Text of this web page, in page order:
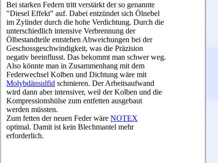
Bei starken Federn tritt verstärkt der so genannte
"Diesel Effekt" auf. Dabei entzündet sich Ölnebel
im Zylinder durch die hohe Verdichtung. Durch die
unterschiedlich intensive Verbrennung der
Ölbestandteile entstehen Abweichungen bei der
Geschossgeschwindigkeit, was die Präzision
negativ beeinflusst. Das bekommt man schwer weg.
Also könnte man in Zusammenhang mit dem
Federwechsel Kolben und Dichtung wäre mit
Molybdänsulfid schmieren. Der Arbeitsaufwand
wird dann aber intensiver, weil der Kolben und die
Kompressionshülse zum entfetten ausgebaut
werden müssten.
Zum fetten der neuen Feder wäre NOTEX
optimal. Damit ist kein Blechmantel mehr
erforderlich.